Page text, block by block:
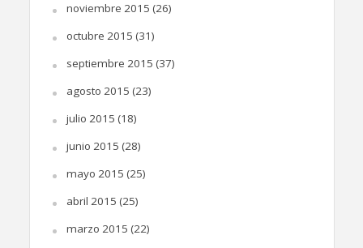
noviembre 2015 (26)
octubre 2015 (31)
septiembre 2015 (37)
agosto 2015 (23)
julio 2015 (18)
junio 2015 (28)
mayo 2015 (25)
abril 2015 (25)
marzo 2015 (22)